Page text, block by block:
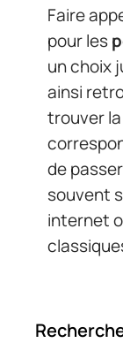
Faire
pour les
un choix
ainsi
trouver
de
souvent
internet